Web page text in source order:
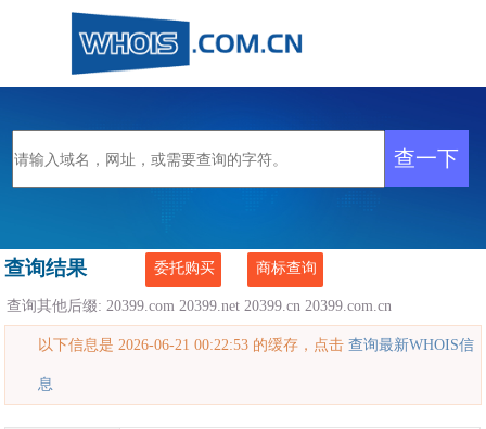
查询结果 委托购买 商标查询
查询其他后缀:20399.com 20399.net 20399.cn 20399.com.cn
以下信息是 2026-06-21 00:22:53 的缓存，点击查询最新WHOIS信
息